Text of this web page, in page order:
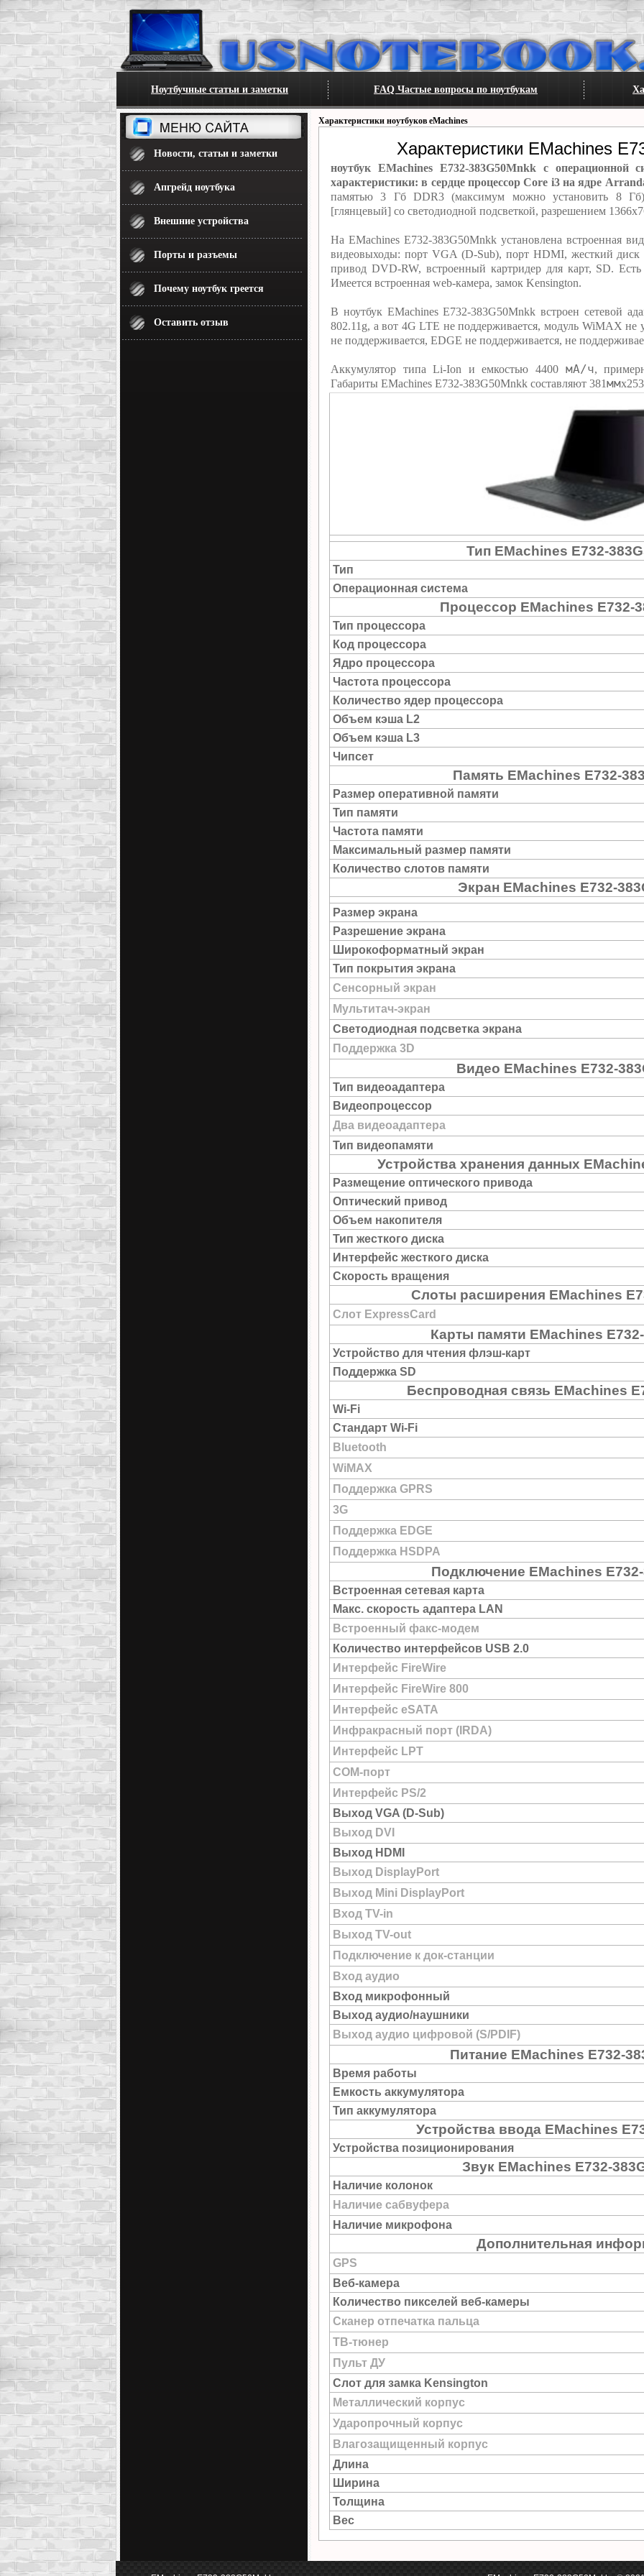
Ноутбучные статьи и заметки FAQ Частые вопросы по ноутбукам
Новости, статьи и заметки
Апгрейд ноутбука
Внешние устройства
Порты и разъемы
Почему ноутбук греется
Оставить отзыв
Характеристики ноутбуков eMachines
Характеристики EMachines
ноутбук EMachines E732-383G50Mnkk с операционной
характеристики: в сердце процессор Core i3 на ядре
памятью 3 Гб DDR3 (максимум можно установить 8
[глянцевый] со светодиодной подсветкой, разрешением
На EMachines E732-383G50Mnkk установлена встроенная
видеовыходы: порт VGA (D-Sub), порт HDMI, жесткий
привод DVD-RW, встроенный картридер для карт, SD.
Имеется встроенная web-камера, замок Kensington.
В ноутбук EMachines E732-383G50Mnkk встроен сетевой
802.11g, а вот 4G LTE не поддерживается, модуль WiMAX не
не поддерживается, EDGE не поддерживается, не
Аккумулятор типа Li-Ion и емкостью 4400 мА/ч,
Габариты EMachines E732-383G50Mnkk составляют 381ммх253
Тип EMachines E732-
Тип
Операционная система
Процессор EMachines E732-
Тип процессора
Код процессора
Ядро процессора
Частота процессора
Количество ядер процессора
Объем кэша L2
Объем кэша L3
Чипсет
Память EMachines E732-
Размер оперативной памяти
Тип памяти
Частота памяти
Максимальный размер памяти
Количество слотов памяти
Экран EMachines E732-
Размер экрана
Разрешение экрана
Широкоформатный экран
Тип покрытия экрана
Сенсорный экран
Мультитач-экран
Светодиодная подсветка экрана
Поддержка 3D
Видео EMachines E732-
Тип видеоадаптера
Видеопроцессор
Два видеоадаптера
Тип видеопамяти
Устройства хранения данных
Размещение оптического привода
Оптический привод
Объем накопителя
Тип жесткого диска
Интерфейс жесткого диска
Скорость вращения
Слоты расширения EMachines
Слот ExpressCard
Карты памяти EMachines
Устройство для чтения флэш-карт
Поддержка SD
Беспроводная связь EMachines
Wi-Fi
Стандарт Wi-Fi
Bluetooth
WiMAX
Поддержка GPRS
3G
Поддержка EDGE
Поддержка HSDPA
Подключение EMachines
Встроенная сетевая карта
Макс. скорость адаптера LAN
Встроенный факс-модем
Количество интерфейсов USB 2.0
Интерфейс FireWire
Интерфейс FireWire 800
Интерфейс eSATA
Инфракрасный порт (IRDA)
Интерфейс LPT
COM-порт
Интерфейс PS/2
Выход VGA (D-Sub)
Выход DVI
Выход HDMI
Выход DisplayPort
Выход Mini DisplayPort
Вход TV-in
Выход TV-out
Подключение к док-станции
Вход аудио
Вход микрофонный
Выход аудио/наушники
Выход аудио цифровой (S/PDIF)
Питание EMachines E732-
Время работы
Емкость аккумулятора
Тип аккумулятора
Устройства ввода EMachines
Устройства позиционирования
Звук EMachines E732-
Наличие колонок
Наличие сабвуфера
Наличие микрофона
Дополнительная
GPS
Веб-камера
Количество пикселей веб-камеры
Сканер отпечатка пальца
ТВ-тюнер
Пульт ДУ
Слот для замка Kensington
Металлический корпус
Ударопрочный корпус
Влагозащищенный корпус
Длина
Ширина
Толщина
Вес